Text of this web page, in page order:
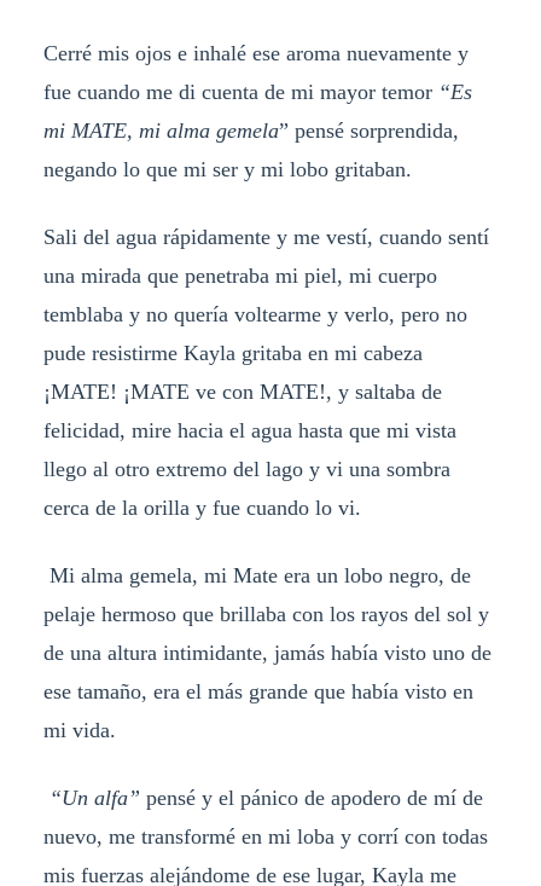
Cerré mis ojos e inhalé ese aroma nuevamente y
fue cuando me di cuenta de mi mayor temor“Es
mi MATE, mi alma gemela” pensé sorprendida,
negando lo que mi ser y mi lobo gritaban.
Sali del agua rápidamente y me vestí, cuando sentí
una mirada que penetraba mi piel, mi cuerpo
temblaba y no quería voltearme y verlo, pero no
pude resistirme Kayla gritaba en mi cabeza
¡MATE! ¡MATE ve con MATE!, y saltaba de
felicidad, mire hacia el agua hasta que mi vista
llego al otro extremo del lago y vi una sombra
cerca de la orilla y fue cuando lo vi.
Mi alma gemela, mi Mate era un lobo negro, de
pelaje hermoso que brillaba con los rayos del sol y
de una altura intimidante, jamás había visto uno de
ese tamaño, era el más grande que había visto en
mi vida.
“Un alfa” pensé y el pánico de apodero de mí de
nuevo, me transformé en mi loba y corrí con todas
mis fuerzas alejándome de ese lugar, Kayla me